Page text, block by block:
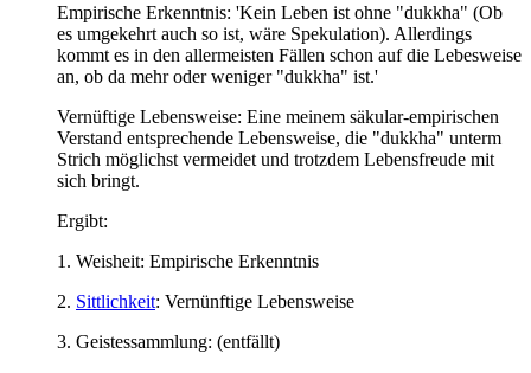
Empirische Erkenntnis: 'Kein Leben ist ohne "dukkha" (Ob
es umgekehrt auch so ist, wäre Spekulation). Allerdings
kommt es in den allermeisten Fällen schon auf die Lebesweise
an, ob da mehr oder weniger "dukkha" ist.'
Vernüftige Lebensweise: Eine meinem säkular-empirischen
Verstand entsprechende Lebensweise, die "dukkha" unterm
Strich möglichst vermeidet und trotzdem Lebensfreude mit
sich bringt.
Ergibt:
1. Weisheit: Empirische Erkenntnis
2. Sittlichkeit: Vernünftige Lebensweise
3. Geistessammlung: (entfällt)